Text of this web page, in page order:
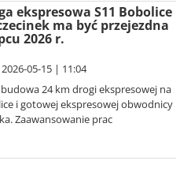
ekspresowa S11 Bobolice
ma być przejezdna
2026 r.
2026-05-15 | 11:04
24 km drogi ekspresowej na
i gotowej ekspresowej obwodnicy
Zaawansowanie prac